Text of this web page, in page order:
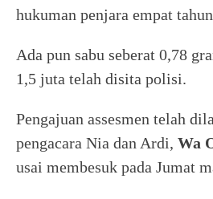
hukuman penjara empat
Ada pun sabu seberat 0,78
1,5 juta telah disita polisi.
Pengajuan assesmen telah
pengacara Nia dan Ardi, Wa
usai membesuk pada Jumat